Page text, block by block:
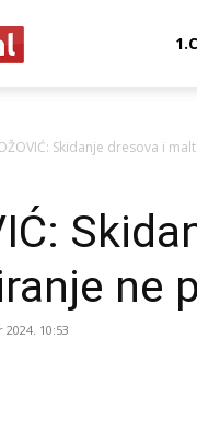
Skidanje dresova i
ne
2024. 10:53